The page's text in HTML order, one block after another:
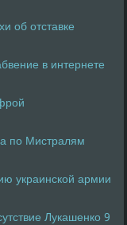
об отставке
в интернете
по Мистралям
украинской армии
Лукашенко 9